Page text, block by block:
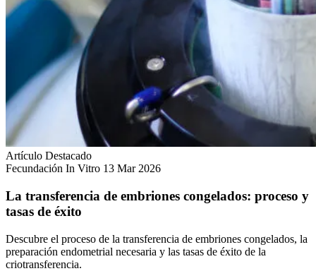
Artículo Destacado
Fecundación In Vitro 13 Mar 2026
La transferencia de embriones congelados: proceso y
tasas de éxito
Descubre el proceso de la transferencia de embriones congelados, la
preparación endometrial necesaria y las tasas de éxito de la
criotransferencia.